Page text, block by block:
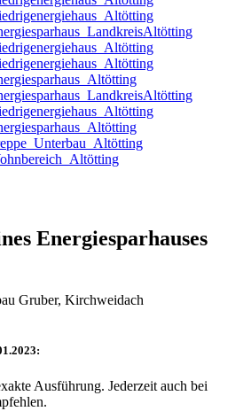
Energiesparhauses
Gruber, Kirchweidach
Ausführung. Jederzeit auch bei